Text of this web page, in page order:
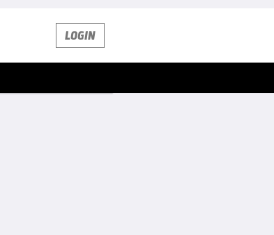
LOGIN